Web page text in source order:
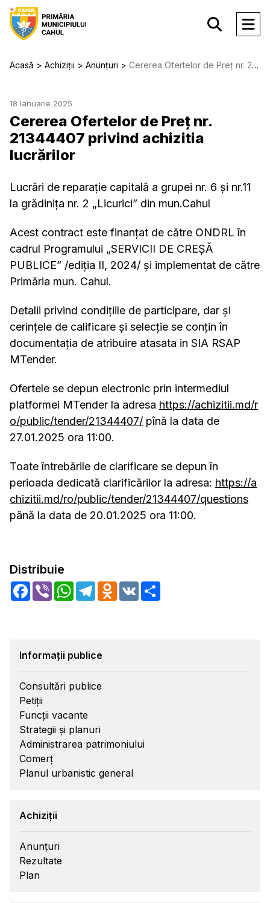
Acasă Achiziții Anunțuri Cererea Ofertelor de Preț nr. 21344407 privind achizitia lucrărilor
18 Ianuarie 2025
Cererea Ofertelor de Preț nr.
21344407 privind achizitia
lucrărilor
Lucrări de reparație capitală a grupei nr. 6 și nr.11
la grădinița nr. 2 „Licurici” din mun.Cahul
Acest contract este finanțat de către ONDRL în
cadrul Programului „SERVICII DE CREȘĂ
PUBLICE” /ediția II, 2024/ și implementat de către
Primăria mun. Cahul.
Detalii privind condițiile de participare, dar și
cerințele de calificare și selecție se conțin în
documentația de atribuire atasata in SIA RSAP
MTender.
Ofertele se depun electronic prin intermediul
platformei MTender la adresa https://achizitii.md/r
o/public/tender/21344407/ pînă la data de
27.01.2025 ora 11:00.
Toate întrebările de clarificare se depun în
perioada dedicată clarificărilor la adresa: https://a
chizitii.md/ro/public/tender/21344407/questions
până la data de 20.01.2025 ora 11:00.
Distribuie
Facebook
Viber WhatsApp
TelegramOdnoklassniki
VK
Informații publice
Consultări publice
Petiții
Funcții vacante
Strategii și planuri
Administrarea patrimoniului
Comerț
Planul urbanistic general
Achiziții
Anunțuri
Rezultate
Plan